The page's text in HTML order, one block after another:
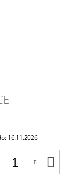
16.11.2026